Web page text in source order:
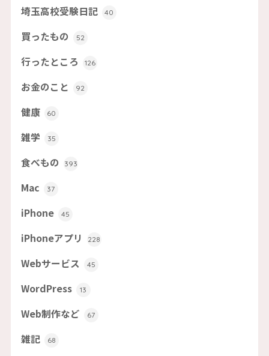
埼玉高校受験日記 40
買ったもの 52
行ったところ 126
お金のこと 92
健康 60
雑学 35
食べもの 393
Mac 37
iPhone 45
iPhoneアプリ 228
Webサービス 45
WordPress 13
Web制作など 67
雑記 68